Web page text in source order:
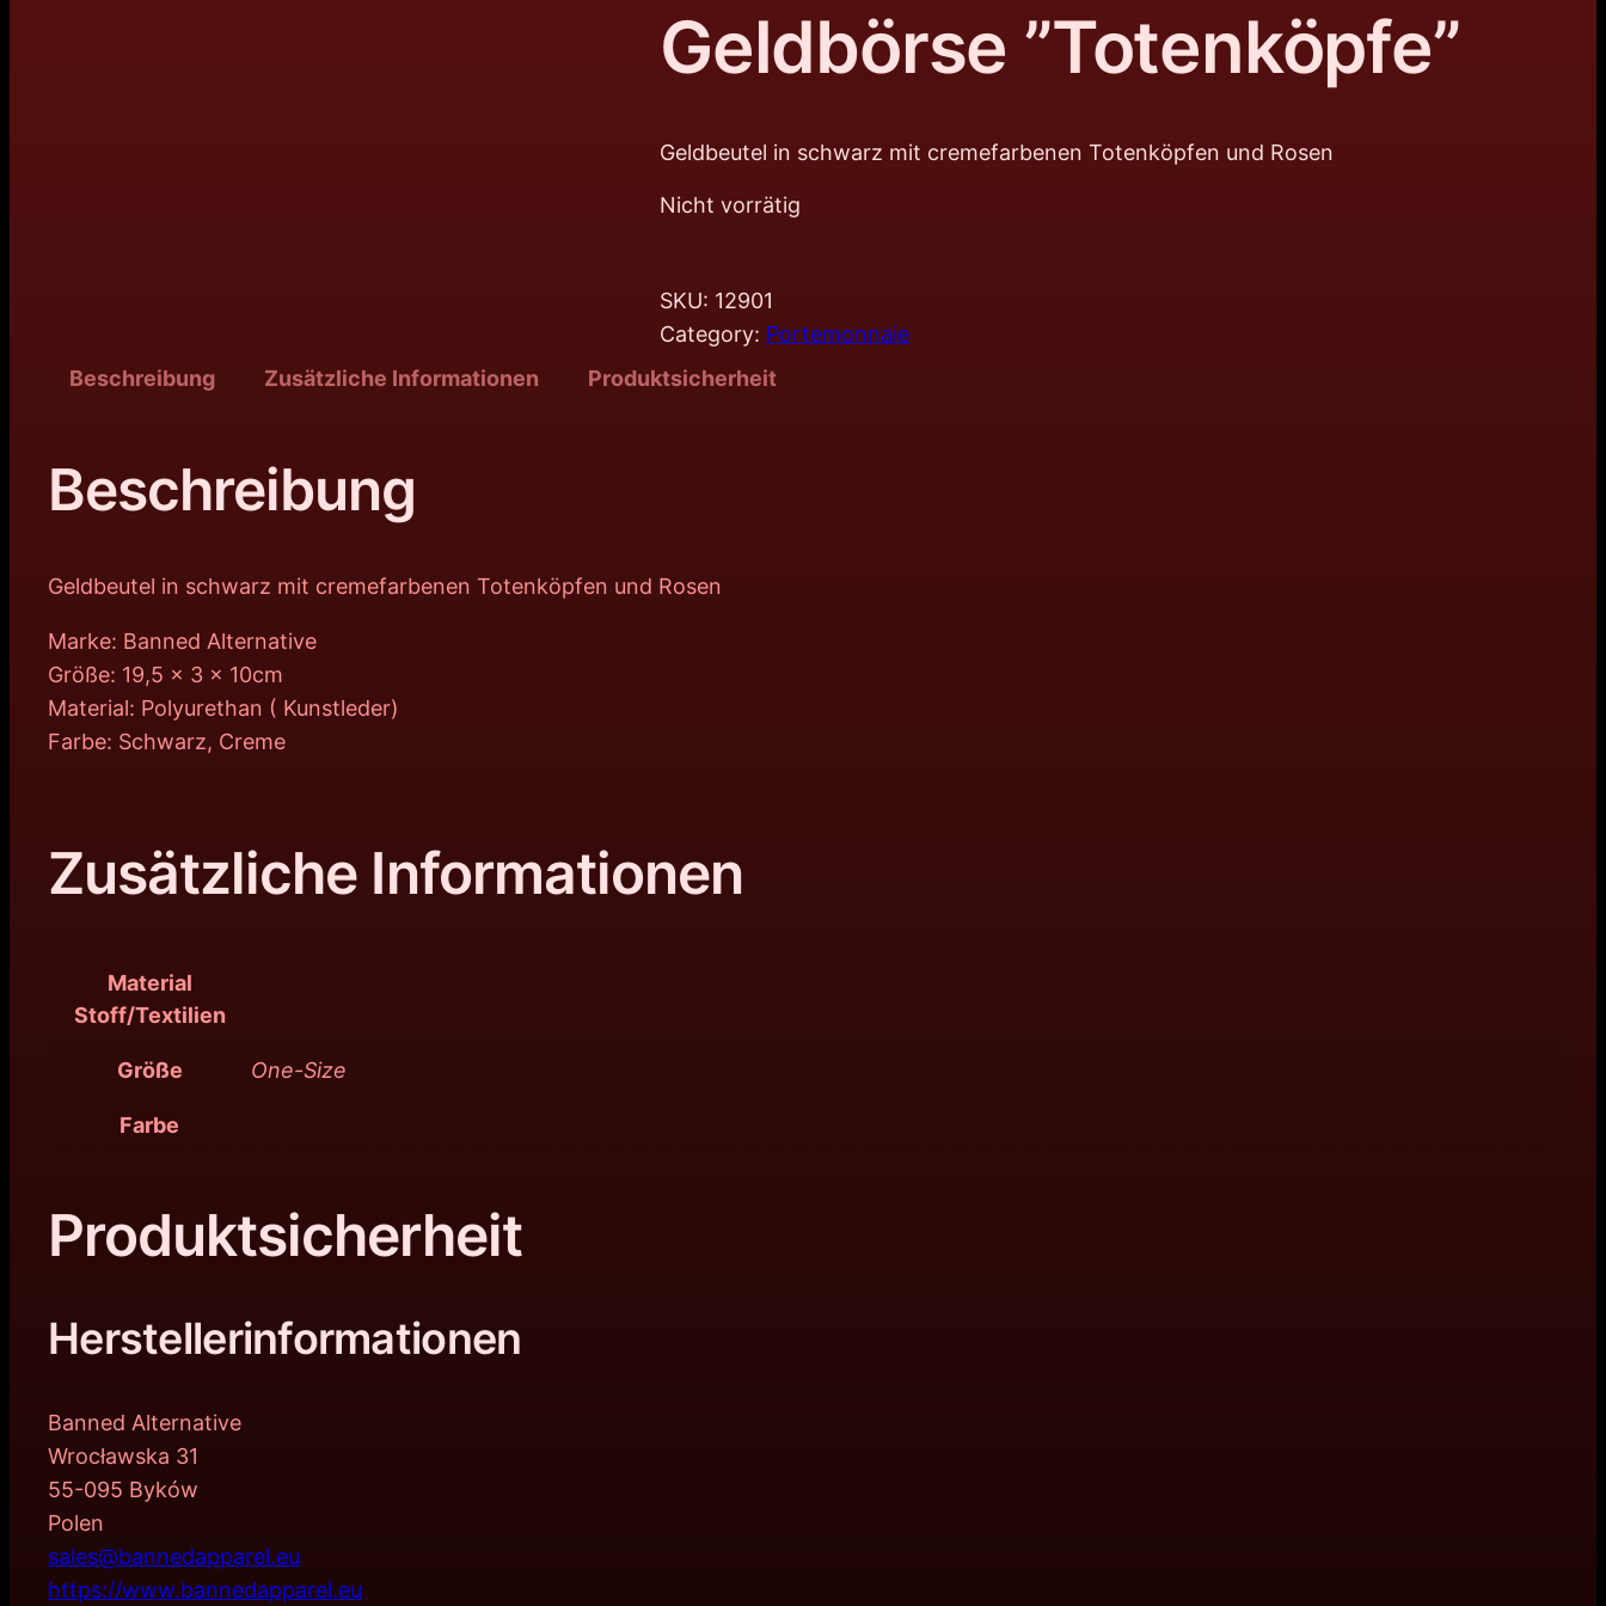
Geldbörse ”Totenköpfe”
Geldbeutel in schwarz mit cremefarbenen Totenköpfen und Rosen
Nicht vorrätig
SKU: 12901
Category: Portemonnaie
Beschreibung
Zusätzliche Informationen Produktsicherheit
Beschreibung
Geldbeutel in schwarz mit cremefarbenen Totenköpfen und Rosen
Marke: Banned Alternative
Größe: 19,5 x 3 x 10cm
Material: Polyurethan ( Kunstleder)
Farbe: Schwarz, Creme
Zusätzliche Informationen
Material
Stoff/Textilien
Größe One-Size
Farbe
Produktsicherheit
Herstellerinformationen
Banned Alternative
Wrocławska 31
55-095 Byków
Polen
sales@bannedapparel.eu
https://www.bannedapparel.eu